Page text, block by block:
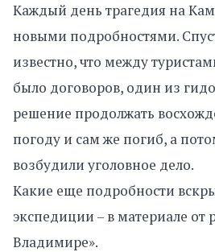
Каждый день трагедия на
новыми подробностями.
известно, что между
было договоров, один из
решение продолжать
погоду и сам же погиб, а
возбудили уголовное дело.
Какие еще подробности
экспедиции – в материале от
Владимире».